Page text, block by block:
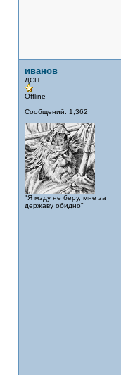
иванов
ДСП
Offline
Сообщений: 1,362
"Я мзду не беру, мне за
державу обидно"